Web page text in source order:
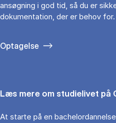
ansøgning i god tid, så du er
dokumentation, der er behov for.
Optagelse
Læs mere om studielivet på
At starte på en